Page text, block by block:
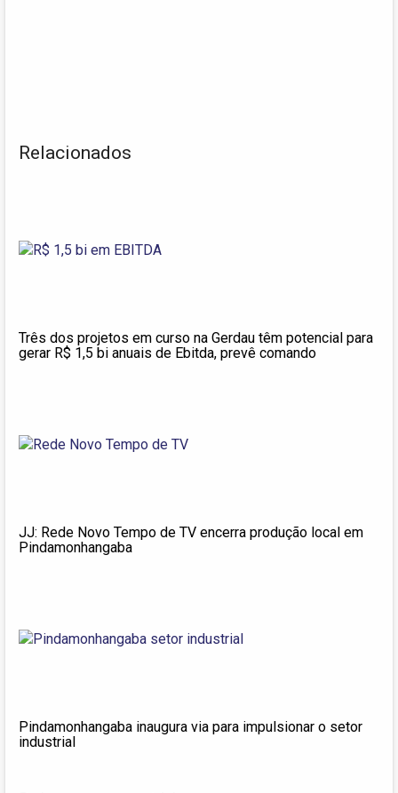
Relacionados
Três dos projetos em curso na Gerdau têm potencial para
gerar R$ 1,5 bi anuais de Ebitda, prevê comando
JJ: Rede Novo Tempo de TV encerra produção local em
Pindamonhangaba
Pindamonhangaba inaugura via para impulsionar o setor
industrial